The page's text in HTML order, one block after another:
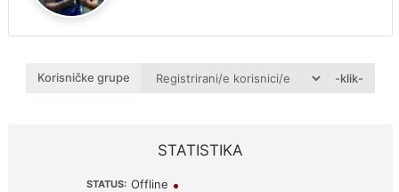
Korisničke grupe -klik-
STATISTIKA
STATUS: Offline